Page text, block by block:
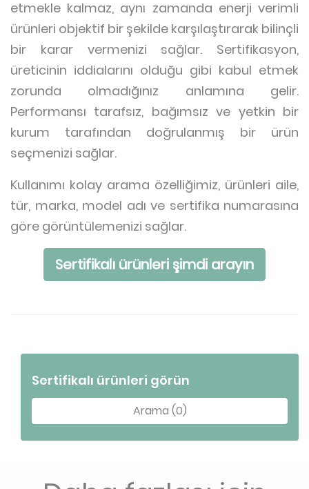
etmekle kalmaz, aynı zamanda enerji verimli
ürünleri objektif bir şekilde karşılaştırarak bilinçli
bir karar vermenizi sağlar. Sertifikasyon,
üreticinin iddialarını olduğu gibi kabul etmek
zorunda olmadığınız anlamına gelir.
Performansı tarafsız, bağımsız ve yetkin bir
kurum tarafından doğrulanmış bir ürün
seçmenizi sağlar.
Kullanımı kolay arama özelliğimiz, ürünleri aile,
tür, marka, model adı ve sertifika numarasına
göre görüntülemenizi sağlar.
Sertifikalı ürünleri şimdi arayın
Sertifikalı ürünleri görün
Arama (0)